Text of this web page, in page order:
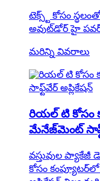
టెక్స్ట్ కోసం
అవుట్‌డోర్ హై పవర్
మరిన్ని వివరాలు
రియల్ టి కోసం
మేనేజ్‌మెంట్
వస్తువుల
కోసం